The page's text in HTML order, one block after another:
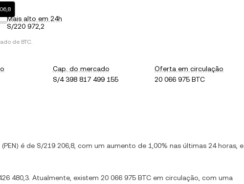
Mais alto em 24h
S/220 972,2
de BTC.
Cap. do mercado
S/4 398 817 499 155
Oferta em circulação
20 066 975 BTC
(PEN) é de S/219 206,8 , com um aumento de 1,00% nas últimas 24 horas, e
480,3 . Atualmente, existem 20 066 975 BTC em circulação, com uma